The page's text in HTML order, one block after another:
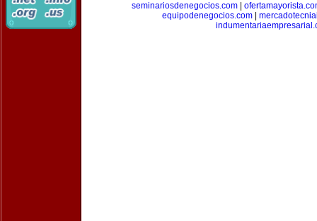
seminariosdenegocios.com
equipodenegocios.com|